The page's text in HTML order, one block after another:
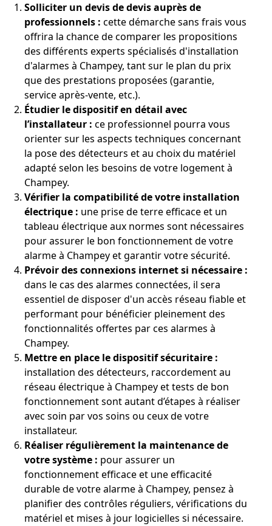
Solliciter un devis de devis auprès de
professionnels : cette démarche sans frais vous
offrira la chance de comparer les propositions
des différents experts spécialisés d'installation
d'alarmes à Champey, tant sur le plan du prix
que des prestations proposées (garantie,
service après-vente, etc.).
Étudier le dispositif en détail avec
l’installateur : ce professionnel pourra vous
orienter sur les aspects techniques concernant
la pose des détecteurs et au choix du matériel
adapté selon les besoins de votre logement à
Champey.
Vérifier la compatibilité de votre installation
électrique : une prise de terre efficace et un
tableau électrique aux normes sont nécessaires
pour assurer le bon fonctionnement de votre
alarme à Champey et garantir votre sécurité.
Prévoir des connexions internet si nécessaire :
dans le cas des alarmes connectées, il sera
essentiel de disposer d'un accès réseau fiable et
performant pour bénéficier pleinement des
fonctionnalités offertes par ces alarmes à
Champey.
Mettre en place le dispositif sécuritaire :
installation des détecteurs, raccordement au
réseau électrique à Champey et tests de bon
fonctionnement sont autant d’étapes à réaliser
avec soin par vos soins ou ceux de votre
installateur.
Réaliser régulièrement la maintenance de
votre système : pour assurer un
fonctionnement efficace et une efficacité
durable de votre alarme à Champey, pensez à
planifier des contrôles réguliers, vérifications du
matériel et mises à jour logicielles si nécessaire.